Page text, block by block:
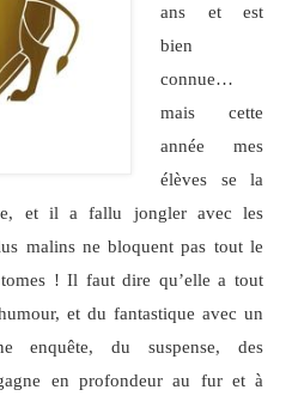
ans et est
bien
connue…
mais cette
année mes
élèves se la
et il a fallu jongler avec les
malins ne bloquent pas tout le
! Il faut dire qu’elle a tout
et du fantastique avec un
enquête, du suspense, des
en profondeur au fur et à